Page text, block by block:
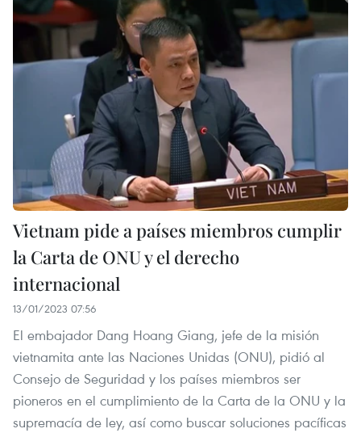
Vietnam pide a países miembros cumplir
la Carta de ONU y el derecho
internacional
13/01/2023 07:56
El embajador Dang Hoang Giang, jefe de la misión
vietnamita ante las Naciones Unidas (ONU), pidió al
Consejo de Seguridad y los países miembros ser
pioneros en el cumplimiento de la Carta de la ONU y la
supremacía de ley, así como buscar soluciones pacíficas